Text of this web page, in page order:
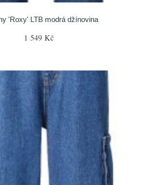
'Roxy' LTB modrá džínovina
1 549 Kč